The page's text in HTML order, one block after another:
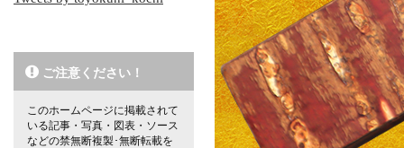
ご注意ください！
このホームページに掲載されて
いる記事・写真・図表・ソース
などの禁無断複製･無断転載を